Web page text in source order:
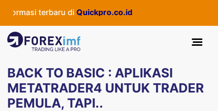
terbaru diQuickpro.co.id
BACK TO BASIC : APLIKASI
METATRADER4 UNTUK TRADER
PEMULA, TAPI..